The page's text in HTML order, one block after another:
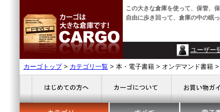
この大きな倉庫を使って、保管、
自由に歩き回って、倉庫の中の眠
ユーザー
カーゴトップ> カテゴリ一覧 > 本・電子書籍 > オンデマンド書籍